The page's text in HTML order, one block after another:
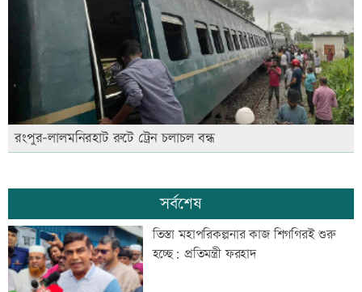
রংপুর-লালমনিরহাট রুটে ট্রেন চলাচল বন্ধ
সর্বশেষ
তিস্তা মহাপরিকল্পনার কাজ শিগগিরই শুরু
হচ্ছে: প্রতিমন্ত্রী ফরহাদ